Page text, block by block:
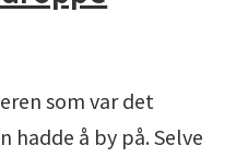
som var det
hadde å by på. Selve